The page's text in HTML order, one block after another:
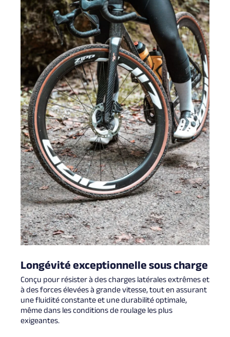
Longévité exceptionnelle sous charge
Conçu pour résister à des charges latérales extrêmes et
à des forces élevées à grande vitesse, tout en assurant
une fluidité constante et une durabilité optimale,
même dans les conditions de roulage les plus
exigeantes.